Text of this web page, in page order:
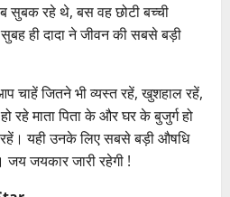
सुबक रहे थे, बस वह छोटी बच्ची
ही दादा ने जीवन की सबसे बड़ी
चाहें जितने भी व्यस्त रहें, खुशहाल रहें,
रहे माता पिता के और घर के बुजुर्ग हो
यही उनके लिए सबसे बड़ी औषधि
जय जयकार जारी रहेगी !